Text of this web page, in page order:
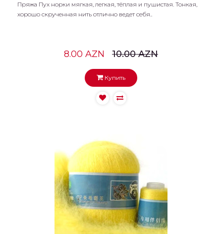
Пряжа Пух норки мягкая, легкая, тёплая и пушистая. Тонкая,
хорошо скрученная нить отлично ведет себя..
8.00 AZN 10.00 AZN
Купить